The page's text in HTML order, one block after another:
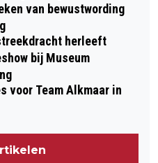
van bewustwording
herleeft
bij Museum
voor Team Alkmaar in